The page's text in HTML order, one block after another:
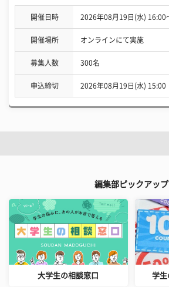
開催日時 2026年08月19日(水) 16:00
開催場所 オンラインにて実施
募集人数 300名
申込締切 2026年08月19日(水) 15:00
編集部ピックアップ
大学生の相談窓口 学生